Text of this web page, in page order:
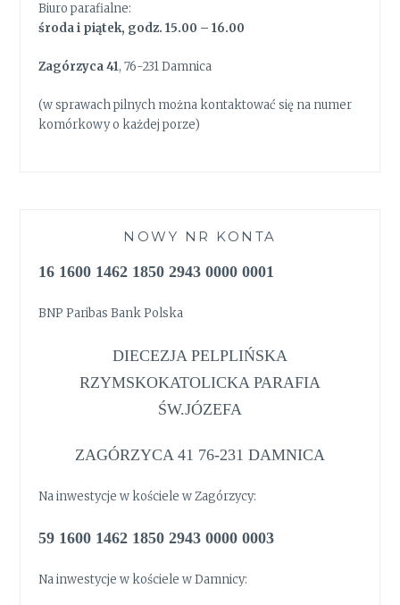
Biuro parafialne:
środa i piątek, godz. 15.00 – 16.00
Zagórzyca 41, 76-231 Damnica
(w sprawach pilnych można kontaktować się na numer
komórkowy o każdej porze)
NOWY NR KONTA
16 1600 1462 1850 2943 0000 0001
BNP Paribas Bank Polska
DIECEZJA PELPLIŃSKA
RZYMSKOKATOLICKA PARAFIA
ŚW.JÓZEFA
ZAGÓRZYCA 41 76-231 DAMNICA
Na inwestycje w kościele w Zagórzycy:
59 1600 1462 1850 2943 0000 0003
Na inwestycje w kościele w Damnicy: